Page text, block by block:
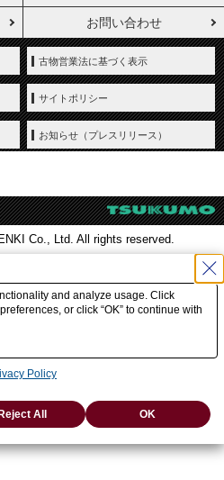
お問い合わせ
古物営業法に基づく表示
サイトポリシー
お知らせ（プレスリリース）
Co., Ltd. All rights reserved.
and analyze usage. Click
or click “OK” to continue with
Policy
Reject All OK